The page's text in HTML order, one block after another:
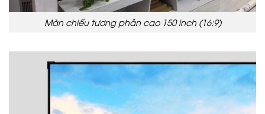
Màn chiếu tương phản cao 150 inch (16:9)